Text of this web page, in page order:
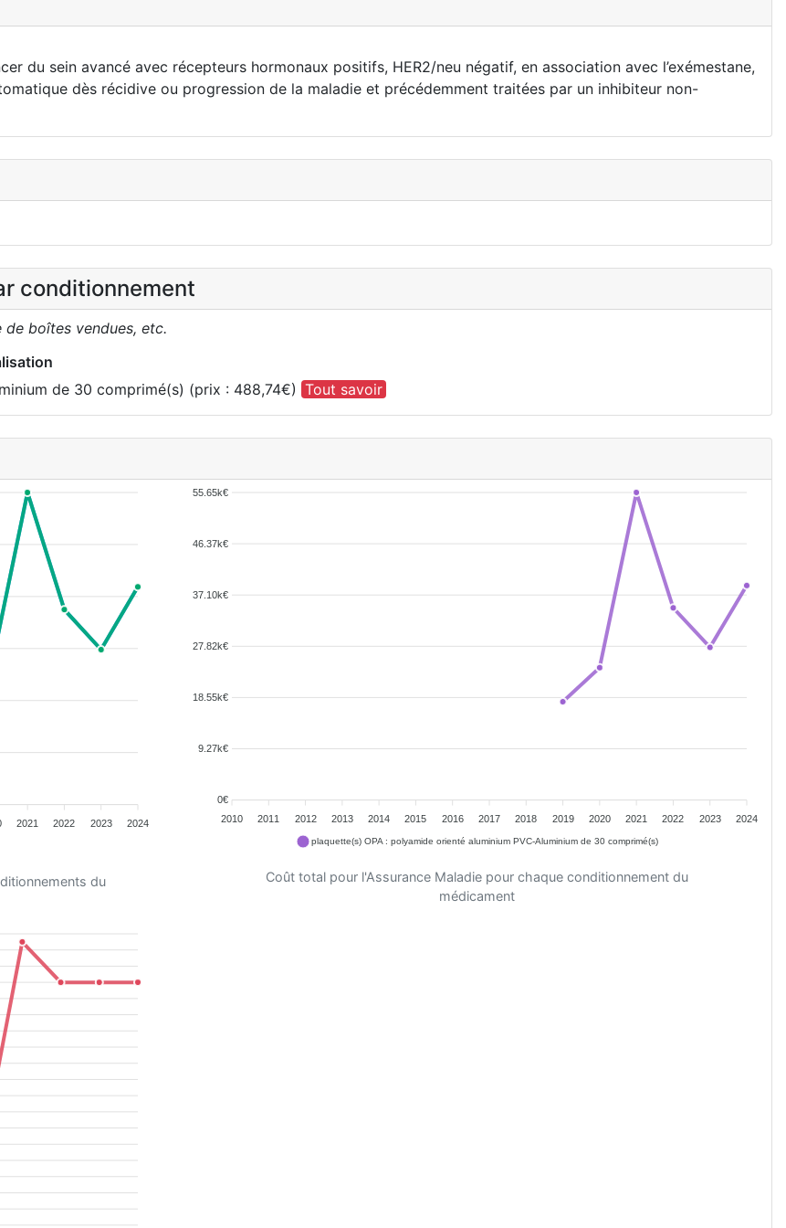
du sein avancé avec récepteurs hormonaux positifs, HER2/neu négatif, en association avec l’exémestane,
dès récidive ou progression de la maladie et précédemment traitées par un inhibiteur non-
conditionnement
boîtes vendues, etc.
de 30 comprimé(s) (prix : 488,74€) Tout savoir
2021 2022 2023 2024
du
55.65k€
46.37k€
37.10k€
27.82k€
18.55k€
9.27k€
0€
2010
2011 2012 2013 2014 2015 2016 2017 2018 2019 2020 2021 2022 2023 2024
plaquette(s) OPA : polyamide orienté aluminium PVC-Aluminium de 30 comprimé(s)
Coût total pour l'Assurance Maladie pour chaque conditionnement du
médicament